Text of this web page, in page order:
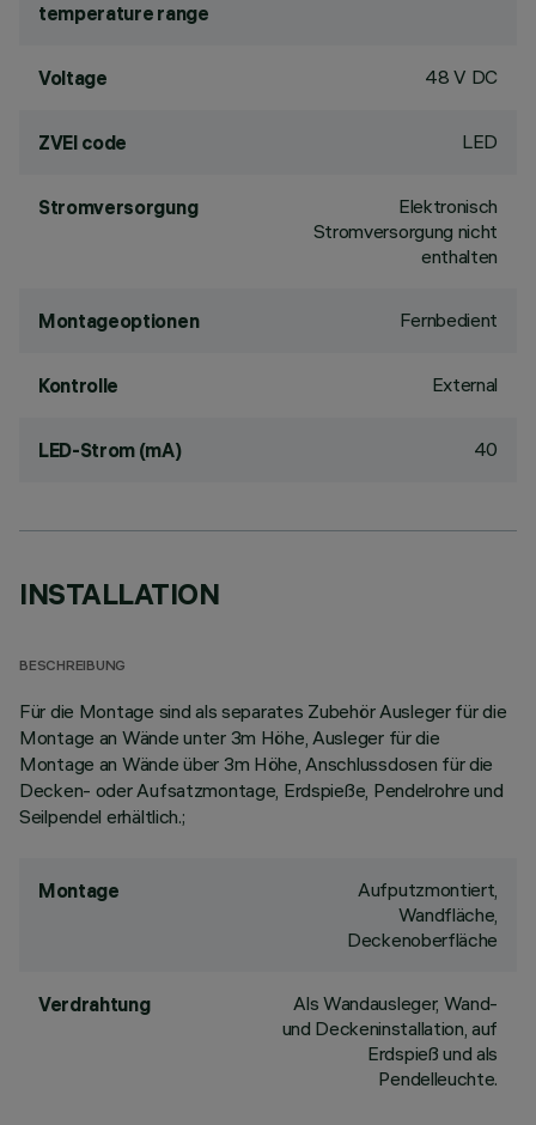
temperature range
Voltage 48 V DC
ZVEI code LED
Stromversorgung
Elektronisch
Stromversorgung nicht
enthalten
Montageoptionen Fernbedient
Kontrolle External
LED-Strom (mA) 40
INSTALLATION
BESCHREIBUNG
Für die Montage sind als separates Zubehör Ausleger für die
Montage an Wände unter 3m Höhe, Ausleger für die
Montage an Wände über 3m Höhe, Anschlussdosen für die
Decken- oder Aufsatzmontage, Erdspieße, Pendelrohre und
Seilpendel erhältlich.;
Montage
Aufputzmontiert,
Wandfläche,
Deckenoberfläche
Verdrahtung
Als Wandausleger, Wand-
und Deckeninstallation, auf
Erdspieß und als
Pendelleuchte.